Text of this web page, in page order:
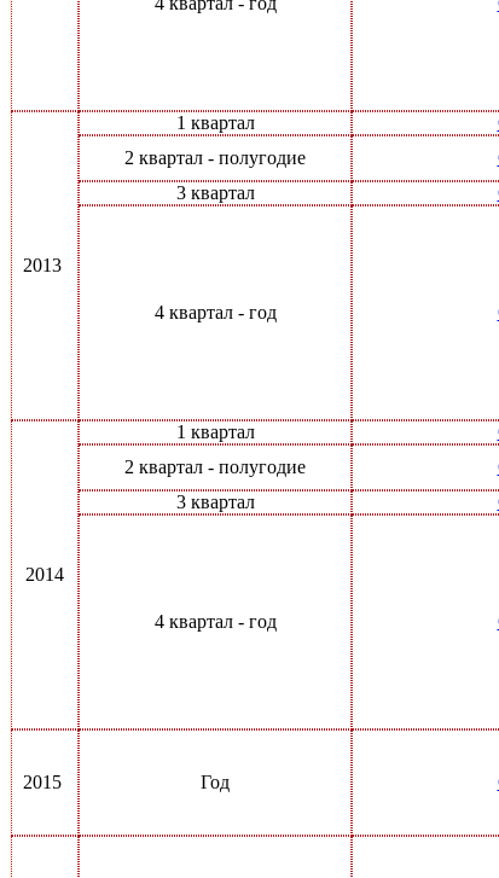
2013
1 квартал
2 квартал - полугодие
3 квартал
4 квартал - год
2014
1 квартал
2 квартал - полугодие
3 квартал
4 квартал - год
2015 Год